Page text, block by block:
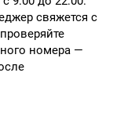
свяжется с
номера —